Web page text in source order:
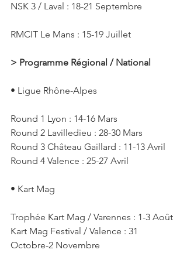
NSK 3 / Laval : 18-21 Septembre
RMCIT Le Mans : 15-19 Juillet
> Programme Régional / National
• Ligue Rhône-Alpes
Round 1 Lyon : 14-16 Mars
Round 2 Lavilledieu : 28-30 Mars
Round 3 Château Gaillard : 11-13 Avril
Round 4 Valence : 25-27 Avril
• Kart Mag
Trophée Kart Mag / Varennes : 1-3 Août
Kart Mag Festival / Valence : 31
Octobre-2 Novembre